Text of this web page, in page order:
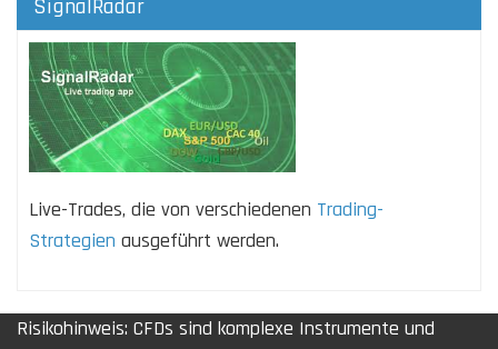
SignalRadar
Live-Trades, die von verschiedenen Trading-
Strategien ausgeführt werden.
Risikohinweis: CFDs sind komplexe Instrumente und